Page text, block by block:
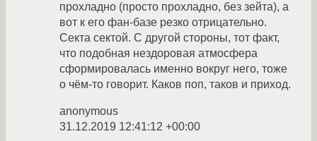
прохладно (просто прохладно, без зейта), а
вот к его фан-базе резко отрицательно.
Секта сектой. С другой стороны, тот факт,
что подобная нездоровая атмосфера
сформировалась именно вокруг него, тоже
о чём-то говорит. Каков поп, таков и приход.
anonymous
31.12.2019 12:41:12 +00:00